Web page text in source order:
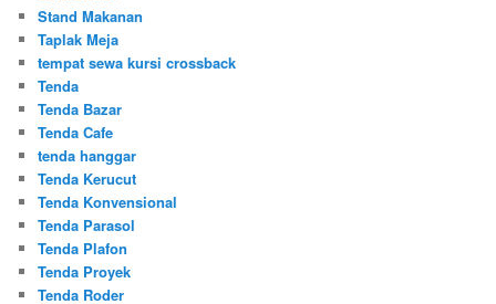
Stand Makanan
Taplak Meja
tempat sewa kursi crossback
Tenda
Tenda Bazar
Tenda Cafe
tenda hanggar
Tenda Kerucut
Tenda Konvensional
Tenda Parasol
Tenda Plafon
Tenda Proyek
Tenda Roder